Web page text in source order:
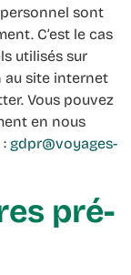
C’est le cas
utilisés sur
site internet
Vous pouvez
en nous
gdpr@voyages-